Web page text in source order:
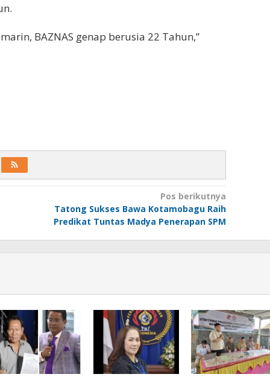
BAZNAS genap berusia 22 Tahun,”
Pos berikutnya
Tatong Sukses Bawa Kotamobagu Raih
Predikat Tuntas Madya Penerapan SPM